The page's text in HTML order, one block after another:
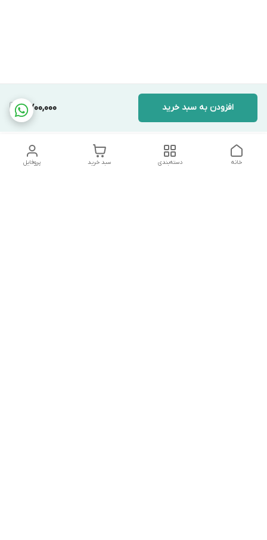
7,700,000 افزودن به سبد خرید
پروفایل سبد خرید دسته‌بندی خانه